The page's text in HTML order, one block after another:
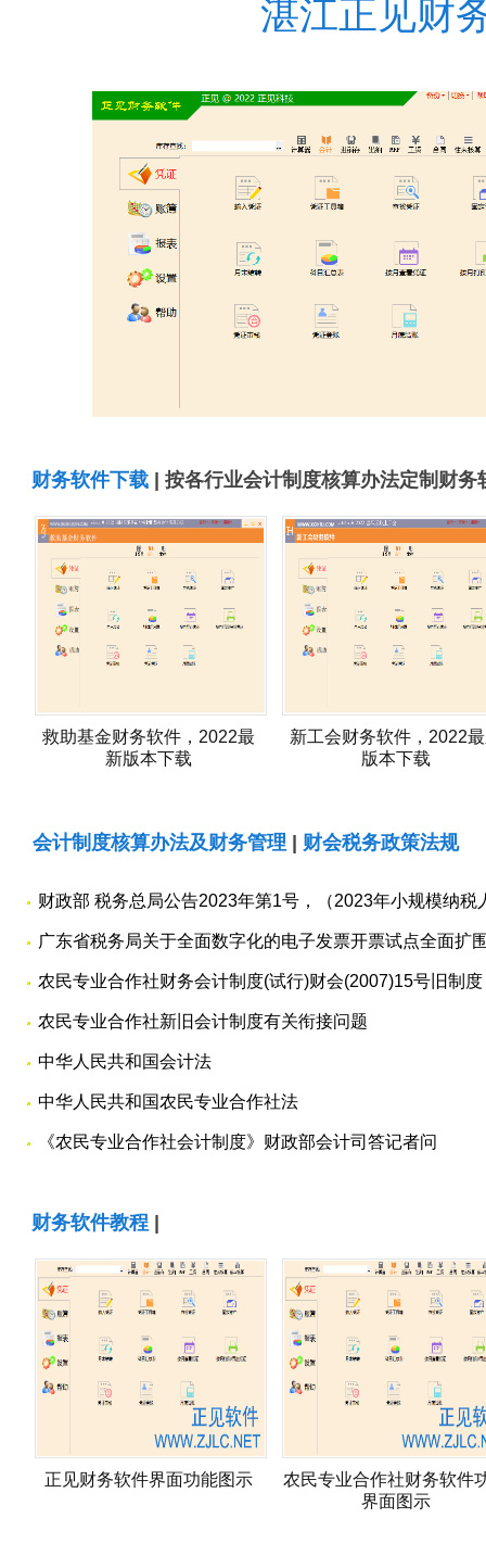
湛江正见财
财务软件下载 | 按各行业会计制度核算办法定制财务
救助基金财务软件，2022最
新版本下载
新工会财务软件，2022
版本下载
会计制度核算办法及财务管理 | 财会税务政策法规
财政部 税务总局公告2023年第1号，（2023年小规模纳税
广东省税务局关于全面数字化的电子发票开票试点全面扩
农民专业合作社财务会计制度(试行)财会(2007)15号旧制度
农民专业合作社新旧会计制度有关衔接问题
中华人民共和国会计法
中华人民共和国农民专业合作社法
《农民专业合作社会计制度》财政部会计司答记者问
财务软件教程 |
正见财务软件界面功能图示
农民专业合作社财务软件
界面图示